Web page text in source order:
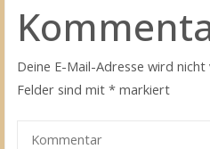
Deine E-Mail-Adresse wird
Felder sind mit* markiert